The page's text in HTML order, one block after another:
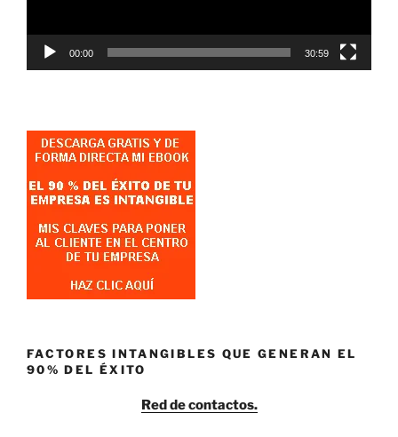
00:00 30:59
FACTORES INTANGIBLES QUE GENERAN EL
90% DEL ÉXITO
Red de contactos.